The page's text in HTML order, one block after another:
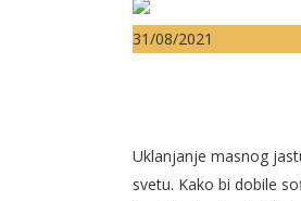
31/08/2021
Uklanjanje masnog
svetu. Kako bi dobile